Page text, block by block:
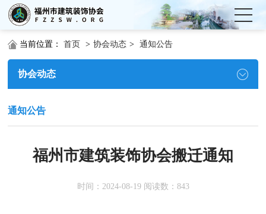
当前位置：首页 > 协会动态 > 通知公告
协会动态
通知公告
福州市建筑装饰协会搬迁通知
时间：2024-08-19 阅读数：843